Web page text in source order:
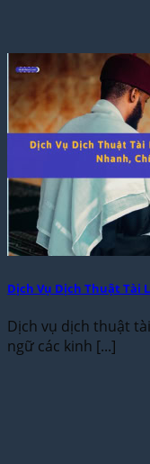
Dịch Vụ Dịch Thuật Tài
Dịch vụ dịch thuật
ngữ các kinh [...]